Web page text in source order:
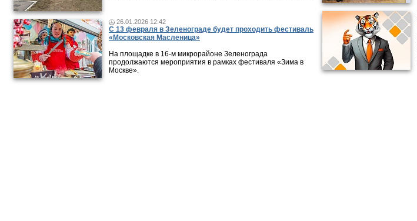
26.01.2026 12:42
С 13 февраля в Зеленограде будет проходить фестиваль
«Московская Масленица»
На площадке в 16-м микрорайоне Зеленограда
продолжаются мероприятия в рамках фестиваля «Зима в
Москве».